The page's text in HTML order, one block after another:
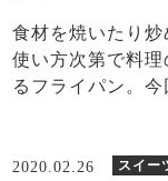
食材を焼いたり炒
使い方次第で料
るフライパン。
2020.02.26 スイー